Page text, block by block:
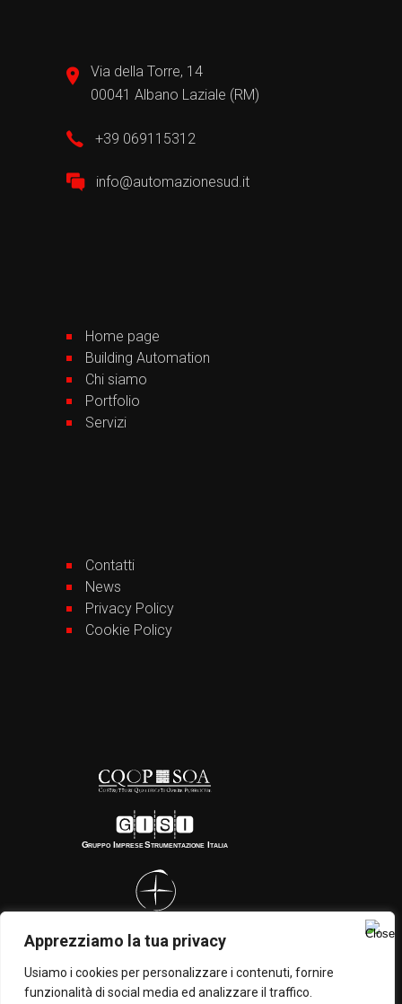
Apprezziamo la tua privacy
Usiamo i cookies per personalizzare i contenuti, fornire
funzionalità di social media ed analizzare il traffico.
Via della Torre, 14
00041 Albano Laziale (RM)
+39 069115312
info@automazionesud.it
Home page
Building Automation
Chi siamo
Portfolio
Servizi
Contatti
News
Privacy Policy
Cookie Policy